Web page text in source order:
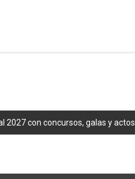
2027 con concursos, galas y actos